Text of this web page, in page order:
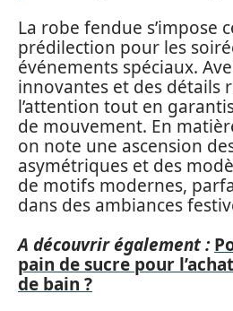
La robe fendue s’impose
prédilection pour les
événements spéciaux.
innovantes et des détails
l’attention tout en
de mouvement. En
on note une ascension
asymétriques et des
de motifs modernes,
dans des ambiances
A découvrir également :
pain de sucre pour
de bain ?